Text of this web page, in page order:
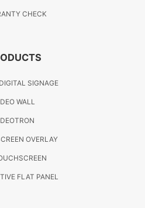
CHECK
SIGNAGE
WALL
OVERLAY
FLAT PANEL